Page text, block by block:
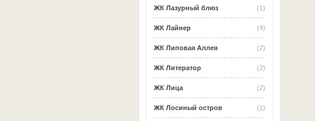
(1)
ЖК Лазурный блюз
(4)
ЖК Лайнер
(2)
ЖК Липовая Аллея
(2)
ЖК Литератор
(2)
ЖК Лица
(1)
ЖК Лосиный остров